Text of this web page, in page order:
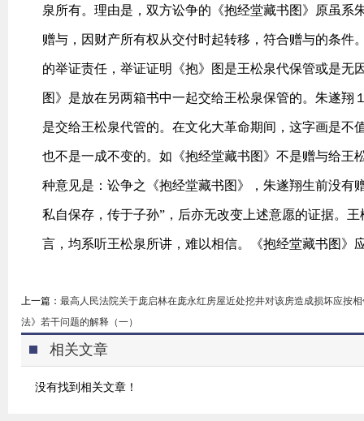
泉所有。理由是，双方讼争的《抱经堂藏书图》原虽
赠与，因财产所有权从交付时起转移，符合赠与的条
的举证责任，举证证明《抱》图是王松泉代保管或是
图》是放在另两箱书中一起交给王松泉保管的。朱遂
是交给王松泉代管的。在文化大革命期间，这字画是
也不是一成不变的。如《抱经堂藏书图》不是赠与给王
种意见是：讼争之《抱经堂藏书图》，朱遂翔生前没有
私自保存，传于子孙”，后亦无改变上述意愿的证据。
言，均系听王松泉所讲，难以相信。《抱经堂藏书图》
上一篇： 最高人民法院关于庞启林在庞永红房屋近处挖井对该房造成损坏应按
法》若干问题的解释（一）
相关文章
没有找到相关文章！